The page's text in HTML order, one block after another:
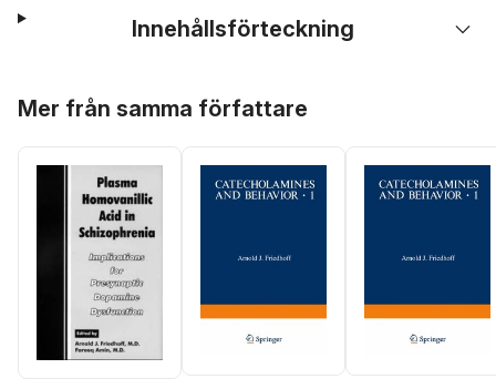
Innehållsförteckning
Mer från samma författare